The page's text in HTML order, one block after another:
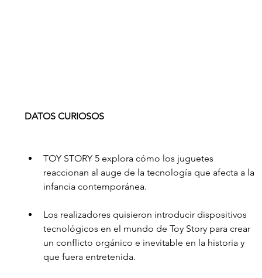
DATOS CURIOSOS
TOY STORY 5 explora cómo los juguetes
reaccionan al auge de la tecnología que afecta a la
infancia contemporánea.
Los realizadores quisieron introducir dispositivos
tecnológicos en el mundo de Toy Story para crear
un conflicto orgánico e inevitable en la historia y
que fuera entretenida.